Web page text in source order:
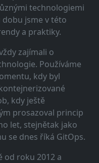
technologiemi
dobu jsme v této
a praktiky.
zajímali o
Používáme
kdy byl
kdy ještě
prosazoval princip
let, stejnětak jako
se dnes říká GitOps.
od roku 2012 a